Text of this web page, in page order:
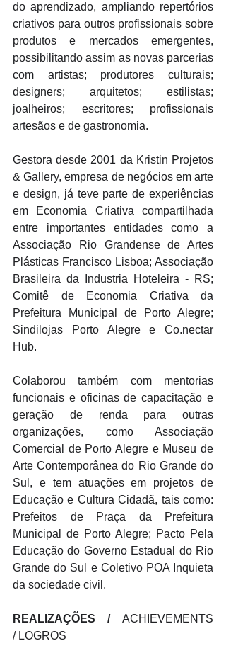
do aprendizado, ampliando repertórios
criativos para outros profissionais sobre
produtos e mercados emergentes,
possibilitando assim as novas parcerias
com artistas; produtores culturais;
designers; arquitetos; estilistas;
joalheiros; escritores; profissionais
artesãos e de gastronomia.
Gestora desde 2001 da Kristin Projetos
& Gallery, empresa de negócios em arte
e design, já teve parte de experiências
em Economia Criativa compartilhada
entre importantes entidades como a
Associação Rio Grandense de Artes
Plásticas Francisco Lisboa; Associação
Brasileira da Industria Hoteleira - RS;
Comitê de Economia Criativa da
Prefeitura Municipal de Porto Alegre;
Sindilojas Porto Alegre e Co.nectar
Hub.
Colaborou também com mentorias
funcionais e oficinas de capacitação e
geração de renda para outras
organizações, como Associação
Comercial de Porto Alegre e Museu de
Arte Contemporânea do Rio Grande do
Sul, e tem atuações em projetos de
Educação e Cultura Cidadã, tais como:
Prefeitos de Praça da Prefeitura
Municipal de Porto Alegre; Pacto Pela
Educação do Governo Estadual do Rio
Grande do Sul e Coletivo POA Inquieta
da sociedade civil.
REALIZAÇÕES / ACHIEVEMENTS
/ LOGROS